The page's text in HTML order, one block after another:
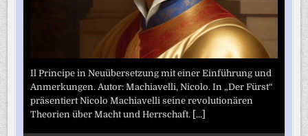
Il Principe in Neuübersetzung mit einer Einführung und
Anmerkungen. Autor: Machiavelli, Nicolo. In „Der Fürst“
präsentiert Nicolo Machiavelli seine revolutionären
Theorien über Macht und Herrschaft. [...]